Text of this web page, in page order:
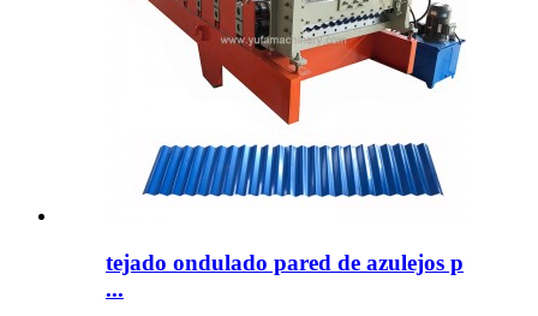
tejado ondulado pared de azulejos p
...